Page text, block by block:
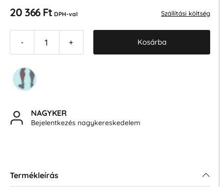
20 366 Ft DPH-val Szállítási költség
- + Kosárba
NAGYKER
Bejelentkezés nagykereskedelem
Termékleírás